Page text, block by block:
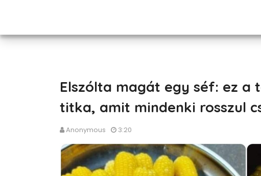
Elszólta magát egy séf: ez
titka, amit mindenki rosszul
Anonymous 3:20